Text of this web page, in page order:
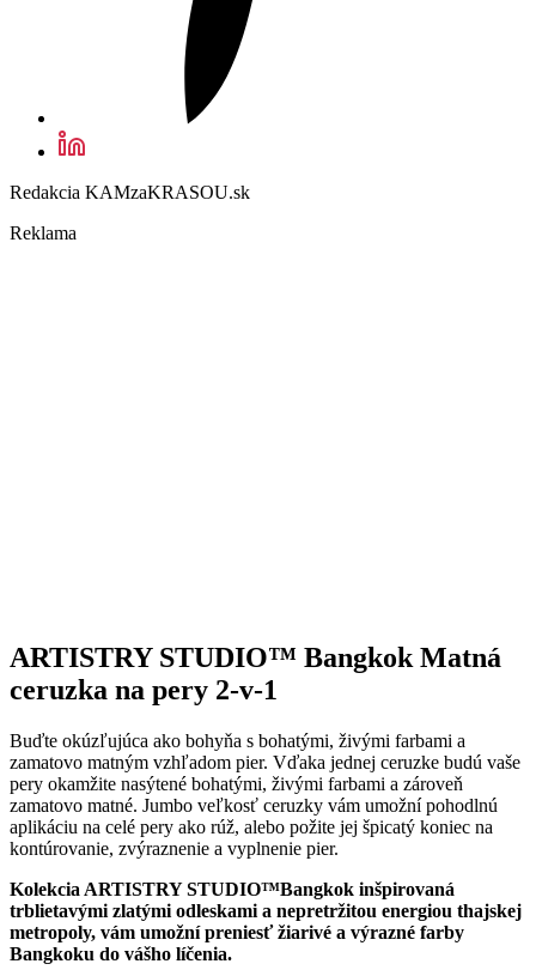
Redakcia KAMzaKRASOU.sk
Reklama
ARTISTRY STUDIO™ Bangkok Matná
ceruzka na pery 2-v-1
Buďte okúzľujúca ako bohyňa s bohatými, živými farbami a
zamatovo matným vzhľadom pier. Vďaka jednej ceruzke budú vaše
pery okamžite nasýtené bohatými, živými farbami a zároveň
zamatovo matné. Jumbo veľkosť ceruzky vám umožní pohodlnú
aplikáciu na celé pery ako rúž, alebo požite jej špicatý koniec na
kontúrovanie, zvýraznenie a vyplnenie pier.
Kolekcia ARTISTRY STUDIO™Bangkok inšpirovaná
trblietavými zlatými odleskami a nepretržitou energiou thajskej
metropoly, vám umožní preniesť žiarivé a výrazné farby
Bangkoku do vášho líčenia.